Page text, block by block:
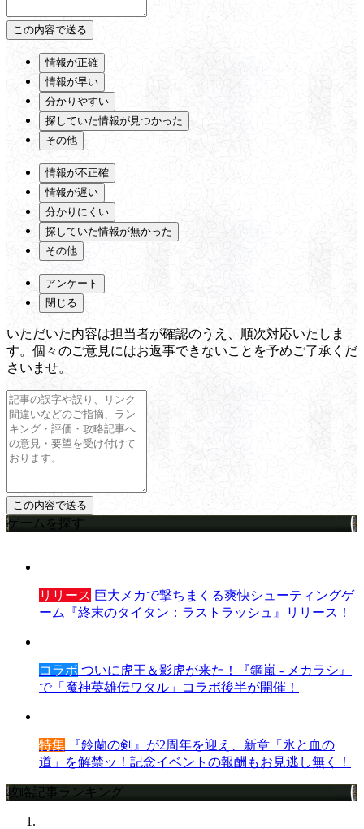
情報が正確
情報が早い
分かりやすい
探していた情報が見つかった
その他
情報が不正確
情報が遅い
分かりにくい
探していた情報が無かった
その他
アンケート
閉じる
いただいた内容は担当者が確認のうえ、順次対応いたしま
す。個々のご意見にはお返事できないことを予めご了承くだ
さいませ。
ゲームを探す
リリース 巨大メカで撃ちまくる爽快シューティングゲ
ーム『終末のタイタン：ラストラッシュ』リリース！
コラボ ついに虎王＆影虎が来た！『鋼嵐 - メカラシ』
で「魔神英雄伝ワタル」コラボ後半が開催！
特集 『鈴蘭の剣』が2周年を迎え、新章「氷と血の
道」を解禁ッ！記念イベントの報酬もお見逃し無く！
攻略記事ランキング